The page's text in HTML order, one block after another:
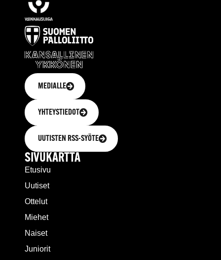
MEDIALLE
YHTEYSTIEDOT
UUTISTEN RSS-SYÖTE
SIVUKARTTA
Etusivu
Uutiset
Ottelut
Miehet
Naiset
Juniorit